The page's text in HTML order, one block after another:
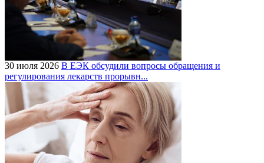
30 июля 2026 В ЕЭК обсудили вопросы обращения и
регулирования лекарств прорывн...